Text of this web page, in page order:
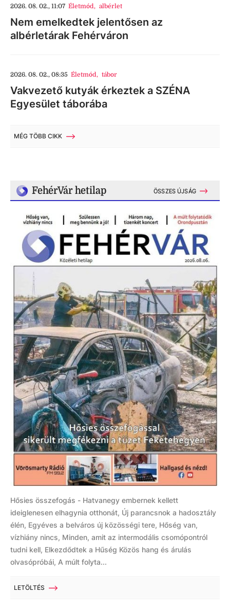
2026. 08. 02., 11:07 Életmód, albérlet
Nem emelkedtek jelentősen az
albérletárak Fehérváron
2026. 08. 02., 08:35 Életmód, tábor
Vakvezető kutyák érkeztek a SZÉNA
Egyesület táborába
MÉG TÖBB CIKK
FehérVár hetilap ÖSSZES ÚJSÁG
Hősies összefogás - Hatvanegy embernek kellett
ideiglenesen elhagynia otthonát, Új parancsnok a hadosztály
élén, Egyéves a belváros új közösségi tere, Hőség van,
vízhiány nincs, Minden, amit az intermodális csomópontról
tudni kell, Elkezdődtek a Hűség Közös hang és árulás
olvasópróbái, A múlt folyta...
LETÖLTÉS